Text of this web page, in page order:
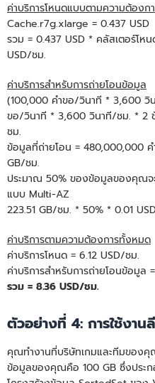
ค่าบริการโหนดแบบตามความต้องก
Cache.r7g.xlarge = 0.437 USD
รวม = 0.437 USD * คลัสเตอร์โห
USD/ชม.
ค่าบริการสำหรับการถ่ายโอนข้อมูล
(100,000 คําขอ/วินาที * 3,600 วิ
ขอ/วินาที * 3,600 วินาที/ชม. * 2
ชม.
ข้อมูลที่ถ่ายโอน = 480,000,000
GB/ชม.
ประมาณ 50% ของข้อมูลของคุณจ
แบบ Multi-AZ
223.51 GB/ชม. * 50% * 0.01
ค่าบริการตามความต้องการทั้งหมด
ค่าบริการโหนด = 6.12 USD/ชม.
ค่าบริการสำหรับการถ่ายโอนข้อมูล
รวม = 8.36 USD/ชม.
ตัวอย่างที่ 4: การใช้งาน
คุณทํางานที่บริษัทเกมและทีมของ
ข้อมูลของคุณคือ 100 GB ซึ่งประ